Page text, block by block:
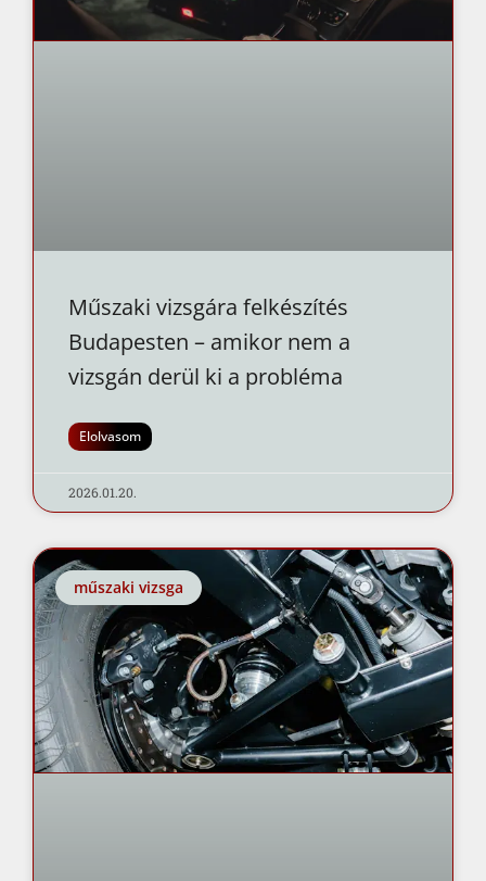
Műszaki vizsgára felkészítés
Budapesten – amikor nem a
vizsgán derül ki a probléma
Elolvasom
2026.01.20.
műszaki vizsga